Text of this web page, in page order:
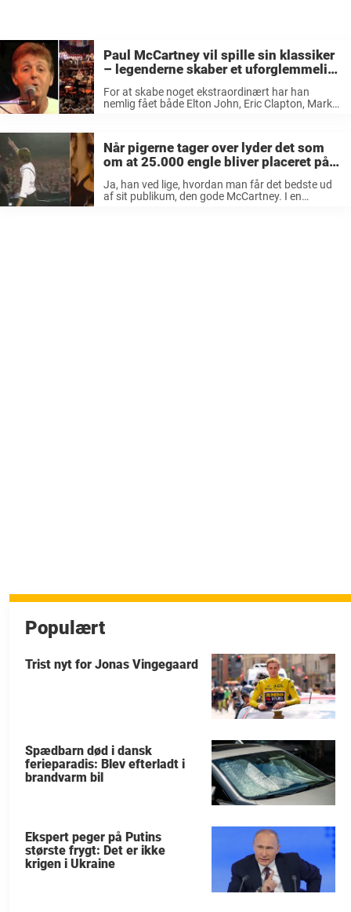
Paul McCartney vil spille sin klassiker
– legenderne skaber et uforglemmeligt
For at skabe noget ekstraordinært har han
nemlig fået både Elton John, Eric Clapton, Mark
Når pigerne tager over lyder det som
om at 25.000 engle bliver placeret på
jorden bare for at synge Beatles
Ja, han ved lige, hvordan man får det bedste ud
af sit publikum, den gode McCartney. I en
Populært
Trist nyt for Jonas Vingegaard
Spædbarn død i dansk
ferieparadis: Blev efterladt i
brandvarm bil
Ekspert peger på Putins
største frygt: Det er ikke
krigen i Ukraine